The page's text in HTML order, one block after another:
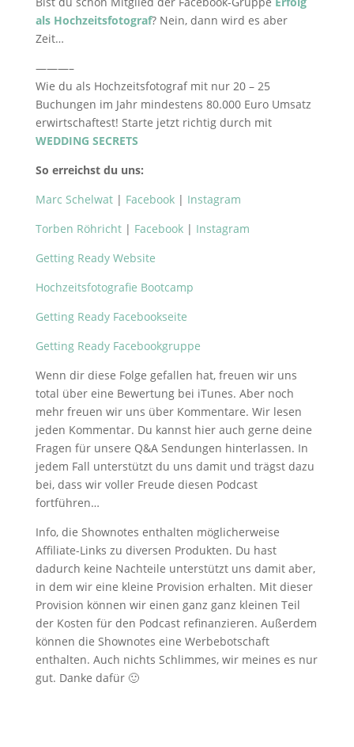
als Hochzeitsfotograf? Nein, dann wird es aber
Zeit…
———–
Wie du als Hochzeitsfotograf mit nur 20 – 25
Buchungen im Jahr mindestens 80.000 Euro Umsatz
erwirtschaftest! Starte jetzt richtig durch mit
WEDDING SECRETS
So erreichst du uns:
Marc Schelwat| Facebook| Instagram
Torben Röhricht| Facebook| Instagram
Getting Ready Website
Hochzeitsfotografie Bootcamp
Getting Ready Facebookseite
Getting Ready Facebookgruppe
Wenn dir diese Folge gefallen hat, freuen wir uns
total über eine Bewertung bei iTunes. Aber noch
mehr freuen wir uns über Kommentare. Wir lesen
jeden Kommentar. Du kannst hier auch gerne deine
Fragen für unsere Q&A Sendungen hinterlassen. In
jedem Fall unterstützt du uns damit und trägst dazu
bei, dass wir voller Freude diesen Podcast
fortführen…
Info, die Shownotes enthalten möglicherweise
Affiliate-Links zu diversen Produkten. Du hast
dadurch keine Nachteile unterstützt uns damit aber,
in dem wir eine kleine Provision erhalten. Mit dieser
Provision können wir einen ganz ganz kleinen Teil
der Kosten für den Podcast refinanzieren. Außerdem
können die Shownotes eine Werbebotschaft
enthalten. Auch nichts Schlimmes, wir meines es nur
gut. Danke dafür 🙂